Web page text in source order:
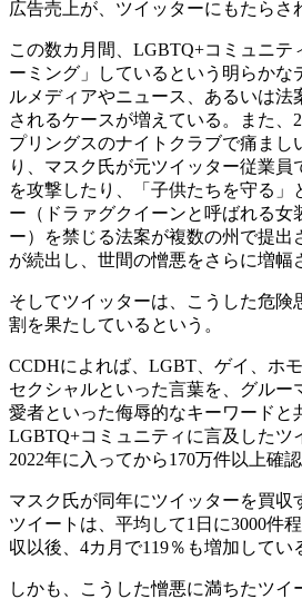
広告売上が、ツイッターにもたらさ
この数カ月間、LGBTQ+コミュニテ
ーミング」しているという明らかな
ルメディアやニュース、あるいは法
されるケースが増えている。また、
プリングスのナイトクラブで痛まし
り、マスク氏が元ツイッター従業員
を攻撃したり、「子供たちを守る」
ー（ドラァグクイーンと呼ばれる女
ー）を禁じる法案が複数の州で提出
が続出し、世間の憎悪をさらに増幅
そしてツイッターは、こうした危険
割を果たしているという。
CCDHによれば、LGBT、ゲイ、ホ
セクシャルといった言葉を、グルー
愛者といった侮辱的なキーワードと
LGBTQ+コミュニティに言及したツ
2022年に入ってから170万件以上確
マスク氏が同年にツイッターを買収
ツイートは、平均して1日に3000件
収以後、4カ月で119％も増加してい
しかも、こうした憎悪に満ちたツイ